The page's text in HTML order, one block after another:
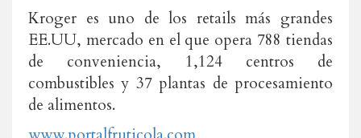
Kroger es uno de los retails más grandes
EE.UU, mercado en el que opera 788 tiendas
de conveniencia, 1,124 centros de
combustibles y 37 plantas de procesamiento
de alimentos.